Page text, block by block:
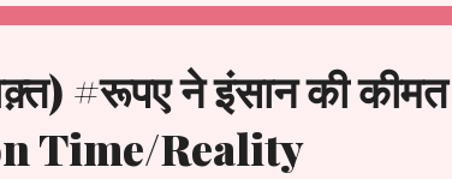
#रूपए ने इंसान की कीमत
Time/Reality